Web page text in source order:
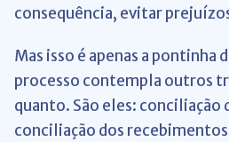
consequência, evitar
Mas isso é apenas a pontinha
processo contempla outros
quanto. São eles: conciliação
conciliação dos